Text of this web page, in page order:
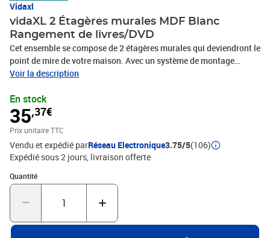
Vidaxl
vidaXL 2 Étagères murales MDF Blanc
Rangement de livres/DVD
Cet ensemble se compose de 2 étagères murales qui deviendront le
point de mire de votre maison. Avec un système de montage
invisible, ces étagères murales sont faciles à installer et
des livres, des objets de collection, des ornements, etc. Ces
étagères conviendront pour tous les décors et fera d'un mur vide,
un article de fond! Cette étagère suspendue est faite de MDF de
haute qualité avec une finition mate. La livraison inclus 2 étagères
murales, vis et chevilles.Couleur : BlancMatériau : MDF avec une
finition mateDimensions de l'étagère: 40 x 20 x 3,8 cm (l x P x
H)Système de montage invisibleLa livraison inclus 2 étagères
d'affichages, vis et chevillesCapacité de charge maximale par
étagère : 5 kg
Voir la description
En stock
35,37€
Prix unitaire TTC
Vendu et expédié parRéseau Electronique3.75/5(106)
Expédié sous 2 jours livraison offerte
Quantité
Quantité : 1